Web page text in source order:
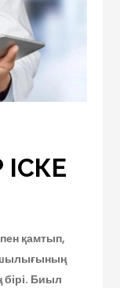
ІСКЕ
қамтып,
бірі. Биыл